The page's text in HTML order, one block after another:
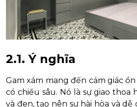
2.1. Ý nghĩa
Gam xám mang đến cảm giác
có chiều sâu. Nó là sự giao thoa
và đen, tạo nên sự hài hòa và